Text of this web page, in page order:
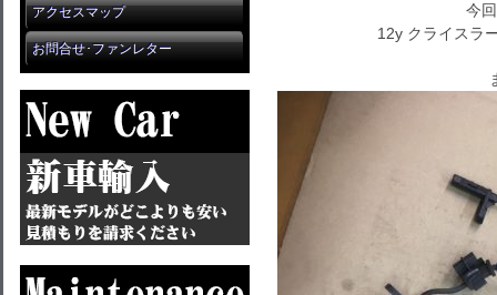
アクセスマップ
お問合せ･ファンレター
今
12y クライスラ